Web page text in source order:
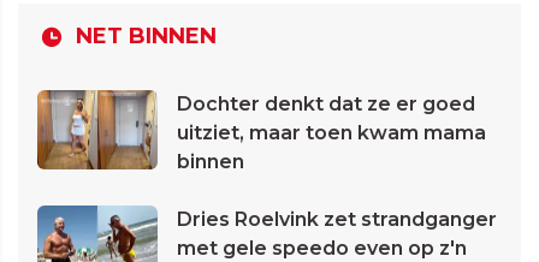
NET BINNEN
Dochter denkt dat ze er goed
uitziet, maar toen kwam mama
binnen
Dries Roelvink zet strandganger
met gele speedo even op z'n